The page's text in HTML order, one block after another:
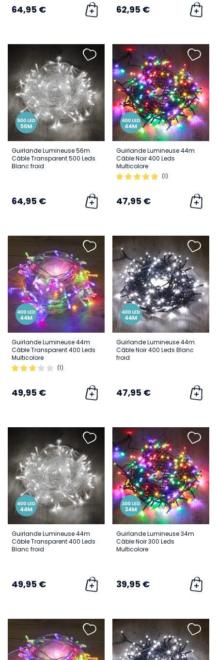
64,95 € 62,95 €
Guirlande Lumineuse 56m
Câble Transparent 500 Leds
Blanc froid
64,95 €
Guirlande Lumineuse 44m
Câble Noir 400 Leds
Multicolore
(1)
47,95 €
Guirlande Lumineuse 44m
Câble Transparent 400 Leds
Multicolore
(1)
49,95 €
Guirlande Lumineuse 44m
Câble Noir 400 Leds Blanc
froid
47,95 €
Guirlande Lumineuse 44m
Câble Transparent 400 Leds
Blanc froid
49,95 €
Guirlande Lumineuse 34m
Câble Noir 300 Leds
Multicolore
39,95 €